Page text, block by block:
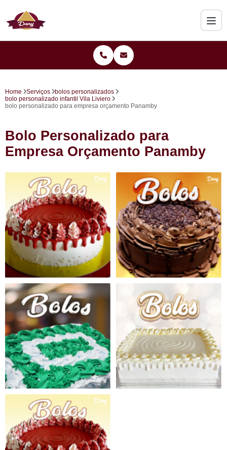
Home Serviços
bolos personalizados
bolo personalizado infantil Vila Liviero
bolo personalizado para empresa orçamento Panamby
Bolo Personalizado para
Empresa Orçamento Panamby